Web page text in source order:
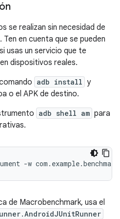
se realizan sin necesidad de
en cuenta que se pueden
usas un servicio que te
dispositivos reales.
adb install y
o el APK de destino.
adb shell am para
-w
de Macrobenchmark, usa el